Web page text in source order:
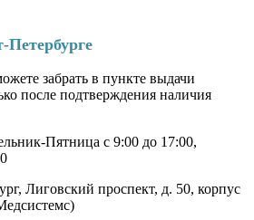
забрать в пункте выдачи
после подтверждения наличия
Пятница с 9:00 до 17:00,
Лиговский проспект, д. 50, корпус